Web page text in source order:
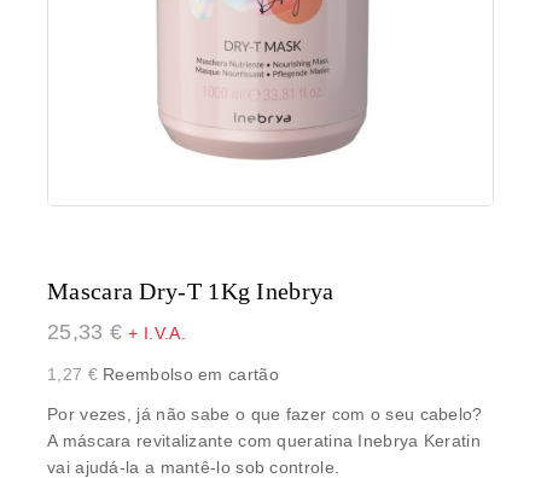
Mascara Dry-T 1Kg Inebrya
25,33 € + I.V.A.
1,27 €Reembolso em cartão
Por vezes, já não sabe o que fazer com o seu cabelo?
A máscara revitalizante com queratina Inebrya Keratin
vai ajudá-la a mantê-lo sob controle.